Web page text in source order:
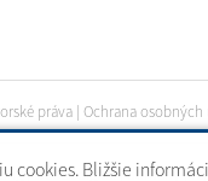
cookies. Bližšie
práva| Ochrana osobných
|webex.digital|domény|